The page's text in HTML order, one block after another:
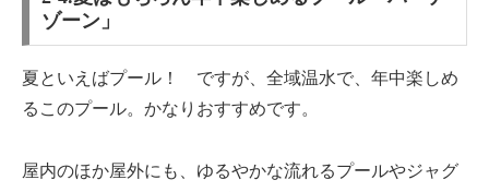
ゾーン」
夏といえばプール！ ですが、全域温水で、年中楽しめ
るこのプール。かなりおすすめです。
屋内のほか屋外にも、ゆるやかな流れるプールやジャグ